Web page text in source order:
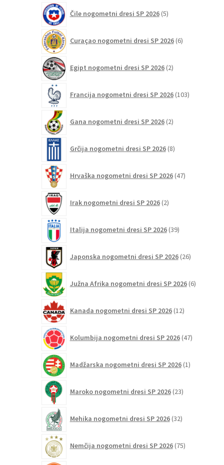
Čile nogometni dresi SP 2026 5izdelkov
Curaçao nogometni dresi SP 2026 6izdelkov
Egipt nogometni dresi SP 2026 2izdelka
Francija nogometni dresi SP 2026 103izdelki
Gana nogometni dresi SP 2026 2izdelka
Grčija nogometni dresi SP 2026 8izdelkov
Hrvaška nogometni dresi SP 2026 47izdelkov
Irak nogometni dresi SP 2026 2izdelka
Italija nogometni dresi SP 2026 39izdelkov
Japonska nogometni dresi SP 2026 26izdelkov
Južna Afrika nogometni dresi SP 2026 6izdelkov
Kanada nogometni dresi SP 2026 12izdelkov
Kolumbija nogometni dresi SP 2026 47izdelkov
Madžarska nogometni dresi SP 2026 1izdelek
Maroko nogometni dresi SP 2026 23izdelkov
Mehika nogometni dresi SP 2026 32izdelkov
Nemčija nogometni dresi SP 2026 75izdelkov